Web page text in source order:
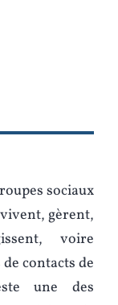
sociaux
gèrent,
voire
contacts de
une des